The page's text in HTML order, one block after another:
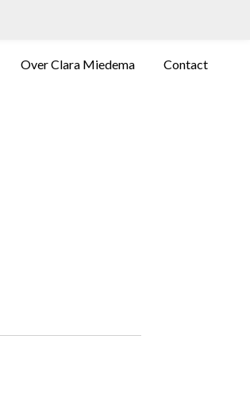
Over Clara Miedema Contact